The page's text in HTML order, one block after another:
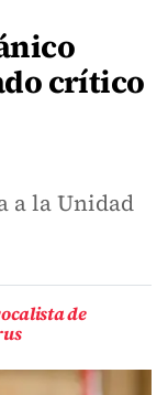
crítico
a la Unidad
de